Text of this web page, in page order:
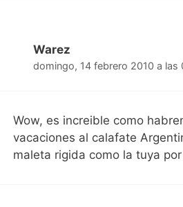
Warez
domingo, 14 febrero 2010 a las
Wow, es increible como
vacaciones al calafate
maleta rigida como la tuya